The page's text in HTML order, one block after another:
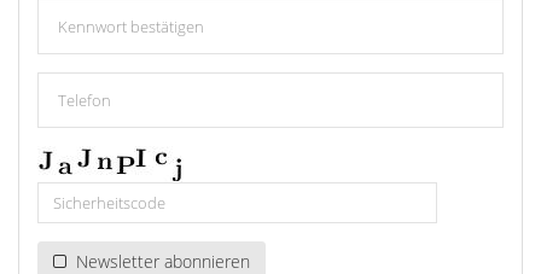
Newsletter abonnieren